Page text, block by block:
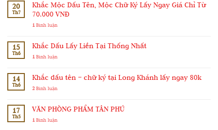
20
Th7
Khắc Mộc Dấu Tên, Mộc Chữ Ký Lấy Ngay Giá Chỉ Từ
70.000 VNĐ
1Bình luận
15
Th6
Khắc Dấu Lấy Liền Tại Thống Nhất
1Bình luận
14
Th6
Khắc dấu tên – chữ ký tại Long Khánh lấy ngay 80k
2Bình luận
17
Th5
VĂN PHÒNG PHẨM TÂN PHÚ
1Bình luận